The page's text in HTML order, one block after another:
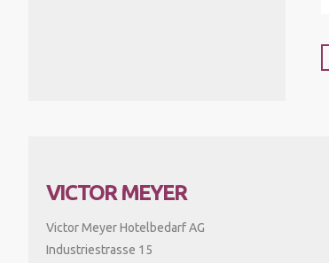
VICTOR MEYER
Victor Meyer Hotelbedarf AG
Industriestrasse 15